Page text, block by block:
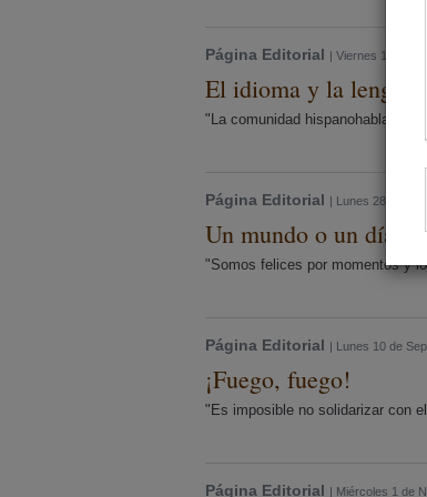
Página Editorial | Viernes 1 de
El idioma y la lengua
"La comunidad hispanohablante
Página Editorial | Lunes 28 de
Un mundo o un día
"Somos felices por momentos y
Página Editorial | Lunes 10 de
¡Fuego, fuego!
"Es imposible no solidarizar con
Página Editorial | Miércoles 1 de